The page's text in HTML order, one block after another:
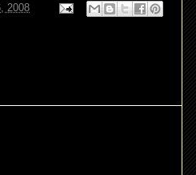
2008